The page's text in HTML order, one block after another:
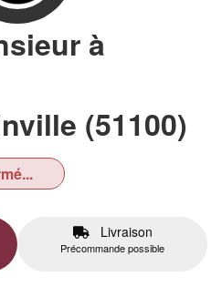
à
(51100)
Livraison
Précommande possible